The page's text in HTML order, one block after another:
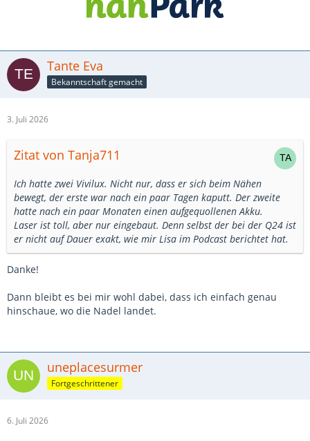
Tante Eva
Bekanntschaft gemacht
3. Juli 2026
Zitat von Tanja711
Ich hatte zwei Vivilux. Nicht nur, dass er sich beim Nähen
bewegt, der erste war nach ein paar Tagen kaputt. Der zweite
hatte nach ein paar Monaten einen aufgequollenen Akku.
Laser ist toll, aber nur eingebaut. Denn selbst der bei der Q24 ist
er nicht auf Dauer exakt, wie mir Lisa im Podcast berichtet hat.
Danke!
Dann bleibt es bei mir wohl dabei, dass ich einfach genau
hinschaue, wo die Nadel landet.
uneplacesurmer
Fortgeschrittener
6. Juli 2026